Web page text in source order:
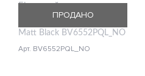
Бізнес-кейс на колесах
Piquadro PQ Light (PQL)
Matt Black BV6552PQL_NO
Арт. BV6552PQL_NO
ПРОДАНО